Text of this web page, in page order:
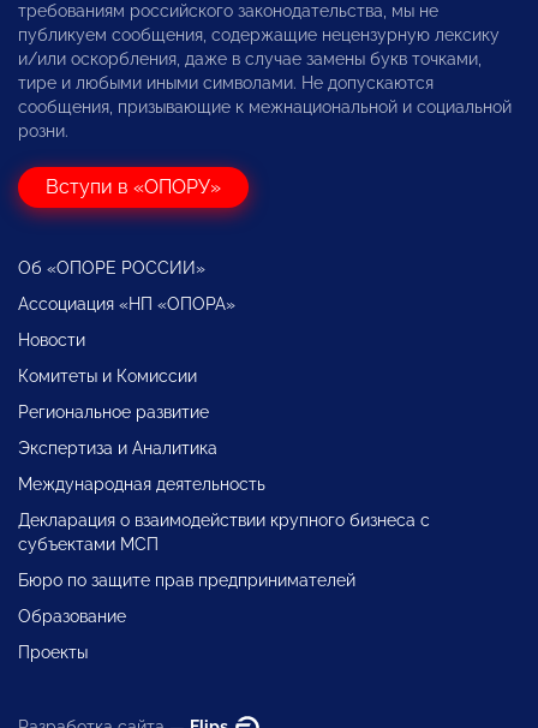
требованиям российского законодательства, мы не
публикуем сообщения, содержащие нецензурную лексику
и/или оскорбления, даже в случае замены букв точками,
тире и любыми иными символами. Не допускаются
сообщения, призывающие к межнациональной и социальной
розни.
Вступи в «ОПОРУ»
Об «ОПОРЕ РОССИИ»
Ассоциация «НП «ОПОРА»
Новости
Комитеты и Комиссии
Региональное развитие
Экспертиза и Аналитика
Международная деятельность
Декларация о взаимодействии крупного бизнеса с
субъектами МСП
Бюро по защите прав предпринимателей
Образование
Проекты